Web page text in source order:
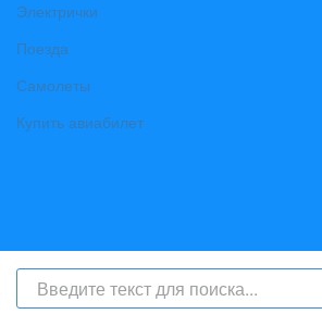
Электрички
Поезда
Самолеты
Купить авиабилет